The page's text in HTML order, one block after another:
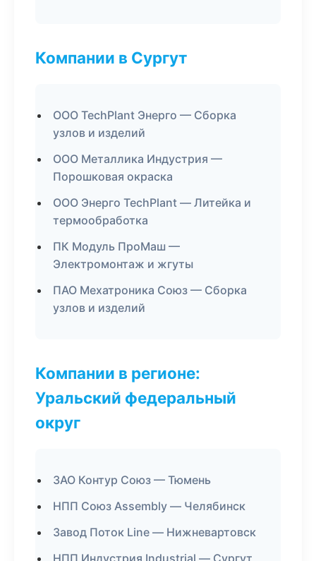
Компании в Сургут
ООО TechPlant Энерго — Сборка
узлов и изделий
ООО Металлика Индустрия —
Порошковая окраска
ООО Энерго TechPlant — Литейка и
термообработка
ПК Модуль ПроМаш —
Электромонтаж и жгуты
ПАО Мехатроника Союз — Сборка
узлов и изделий
Компании в регионе:
Уральский федеральный
округ
ЗАО Контур Союз — Тюмень
НПП Союз Assembly — Челябинск
Завод Поток Line — Нижневартовск
НПП Индустрия Industrial — Сургут